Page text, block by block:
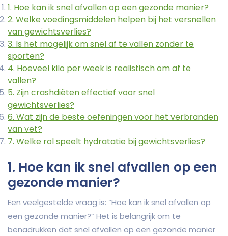
1. Hoe kan ik snel afvallen op een gezonde manier?
2. Welke voedingsmiddelen helpen bij het versnellen
van gewichtsverlies?
3. Is het mogelijk om snel af te vallen zonder te
sporten?
4. Hoeveel kilo per week is realistisch om af te
vallen?
5. Zijn crashdiëten effectief voor snel
gewichtsverlies?
6. Wat zijn de beste oefeningen voor het verbranden
van vet?
7. Welke rol speelt hydratatie bij gewichtsverlies?
1. Hoe kan ik snel afvallen op een
gezonde manier?
Een veelgestelde vraag is: “Hoe kan ik snel afvallen op
een gezonde manier?” Het is belangrijk om te
benadrukken dat snel afvallen op een gezonde manier